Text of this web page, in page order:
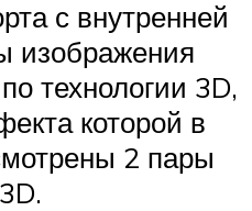
с внутренней
изображения
технологии 3D,
которой в
2 пары